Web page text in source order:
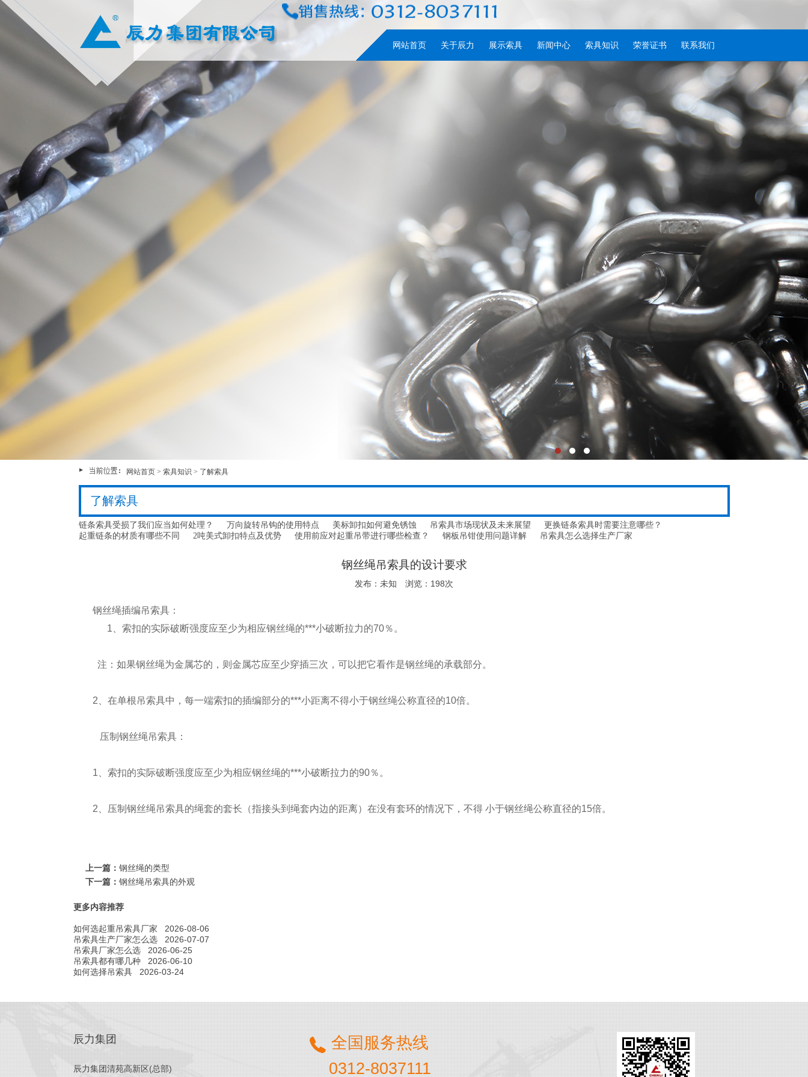
网站首页
网站首页
关于辰力 展示索具 新闻中心 索具知识 荣誉证书 联系我们
联系我们
网站首页 > 索具知识 > 了解索具
了解索具
链条索具受损了我们应当如何处理？ 万向旋转吊钩的使用特点 美标卸扣如何避免锈蚀 吊索具市场现状及未来展望
更换链条索具时需要注意哪些？
起重链条的材质有哪些不同
2吨美式卸扣特点及优势 使用前应对起重吊带进行哪些检查？ 钢板吊钳使用问题详解 吊索具怎么选择生产厂家
钢丝绳吊索具的设计要求
发布：未知 浏览：198次
钢丝绳插编吊索具：
1、索扣的实际破断强度应至少为相应钢丝绳的***小破断拉力的70％。
注：如果钢丝绳为金属芯的，则金属芯应至少穿插三次，可以把它看作是钢丝绳的承载部分。
2、在单根吊索具中，每一端索扣的插编部分的***小距离不得小于钢丝绳公称直径的10倍。
压制钢丝绳吊索具：
1、索扣的实际破断强度应至少为相应钢丝绳的***小破断拉力的90％。
2、压制钢丝绳吊索具的绳套的套长（指接头到绳套内边的距离）在没有套环的情况下，不得 小于钢丝绳公称直径的15倍。
上一篇： 钢丝绳的类型
下一篇： 钢丝绳吊索具的外观
更多内容推荐
如何选起重吊索具厂家
2026-08-06
吊索具生产厂家怎么选
2026-07-07
吊索具厂家怎么选
2026-06-25
吊索具都有哪几种
2026-06-10
如何选择吊索具
2026-03-24
辰力集团
辰力集团清苑高新区(总部)
全国服务热线
0312-8037111